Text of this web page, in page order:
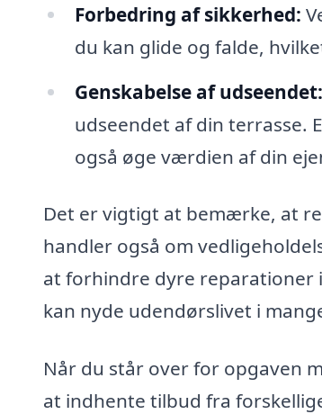
Forbedring af sikkerhed:
du kan glide og falde,
Genskabelse af udseendet:
udseendet af din terrasse.
også øge værdien af din
Det er vigtigt at bemærke, at
handler også om
at forhindre dyre reparationer
kan nyde udendørslivet i
Når du står over for opgaven
at indhente tilbud fra